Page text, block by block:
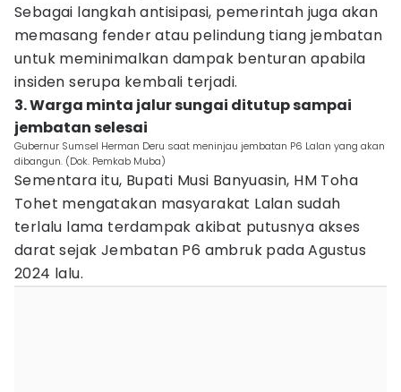
Sebagai langkah antisipasi, pemerintah juga akan
memasang fender atau pelindung tiang jembatan
untuk meminimalkan dampak benturan apabila
insiden serupa kembali terjadi.
3. Warga minta jalur sungai ditutup sampai
jembatan selesai
Gubernur Sumsel Herman Deru saat meninjau jembatan P6 Lalan yang akan
dibangun. (Dok. Pemkab Muba)
Sementara itu, Bupati Musi Banyuasin, HM Toha
Tohet mengatakan masyarakat Lalan sudah
terlalu lama terdampak akibat putusnya akses
darat sejak Jembatan P6 ambruk pada Agustus
2024 lalu.